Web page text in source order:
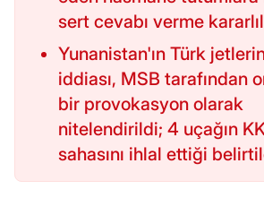
sert cevabı verme
Yunanistan'ın Türk
iddiası, MSB tarafından
bir provokasyon olarak
nitelendirildi; 4 uçağın
sahasını ihlal ettiği